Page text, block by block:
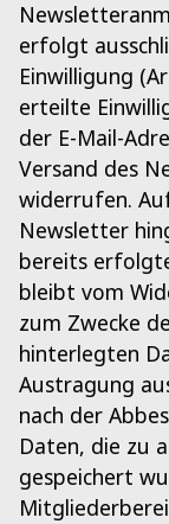
erfolgt
Einwilligung
erteilte
der E-Mail-
Versand des
widerrufen.
Newsletter
bereits
bleibt vom
zum Zwecke
hinterlegten
Austragung
nach der
Daten, die zu
gespeichert